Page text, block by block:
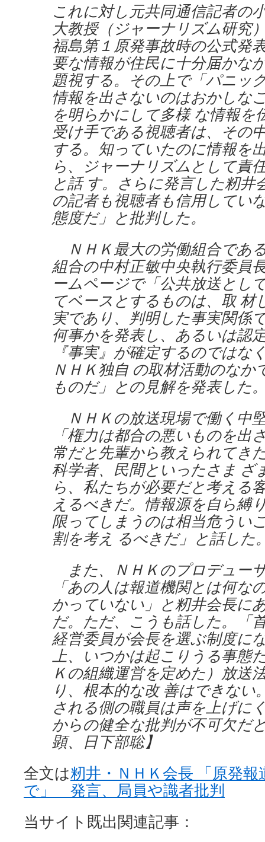
これに対し元共同通信記者の
大教授（ジャーナリズム研究
福島第１原発事故時の公式発
要な情報が住民に十分届かな
題視する。その上で「パニッ
情報を出さないのはおかしな
を明らかにして多様 な情報を
受け手である視聴者は、その
する。知っていたのに情報を
ら、ジャーナリズムとして責
と話 す。さらに発言した籾井
の記者も視聴者も信用してい
態度だ」と批判した。
ＮＨＫ最大の労働組合であ
組合の中村正敏中央執行委員
ームページで「公共放送とし
てベースとするものは、取 材
実であり、判明した事実関係
何事かを発表し、あるいは認
『事実』が確定するのではな
ＮＨＫ独自 の取材活動のなか
ものだ」との見解を発表した
ＮＨＫの放送現場で働く中
「権力は都合の悪いものを出
常だと先輩から教えられてき
科学者、民間といったさま ざ
ら、私たちが必要だと考える
えるべきだ。情報源を自ら縛
限ってしまうのは相当危うい
割を考え るべきだ」と話した
また、ＮＨＫのプロデュー
「あの人は報道機関とは何な
かっていない」と籾井会長に
だ。ただ、こうも話した。「
経営委員が会長を選ぶ制度に
上、いつかは起こりうる事態
Ｋの組織運営を定めた）放送
り、根本的な改 善はできない
される側の職員は声を上げに
からの健全な批判が不可欠だ
顕、日下部聡】
全文は籾井・ＮＨＫ会長 「原発
で」 発言、局員や識者批判
当サイト既出関連記事：